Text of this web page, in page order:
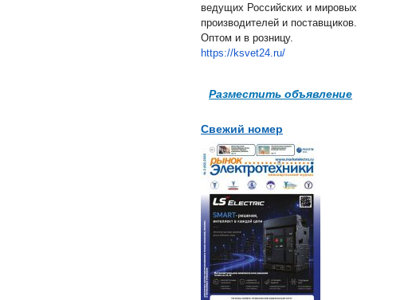
ведущих Российских и мировых
производителей и поставщиков.
Оптом и в розницу.
https://ksvet24.ru/
Разместить объявление
Свежий номер